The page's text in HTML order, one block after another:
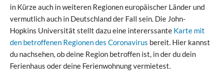
in Kürze auch in weiteren Regionen europäischer Länder und
vermutlich auch in Deutschland der Fall sein. Die John-
Hopkins Universität stellt dazu eine intererssante Karte mit
den betroffenen Regionen des Coronavirus bereit. Hier kannst
du nachsehen, ob deine Region betroffen ist, in der du dein
Ferienhaus oder deine Ferienwohnung vermietest.